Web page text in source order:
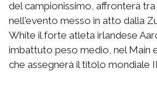
del campionissimo, affronterà
nell'evento messo in atto dalla
White il forte atleta irlandese
imbattuto peso medio, nel Main
che assegnerà il titolo mondiale